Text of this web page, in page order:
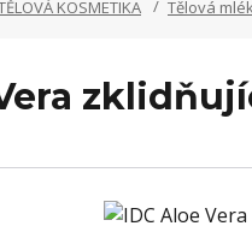
KOSMETIKA Tělová